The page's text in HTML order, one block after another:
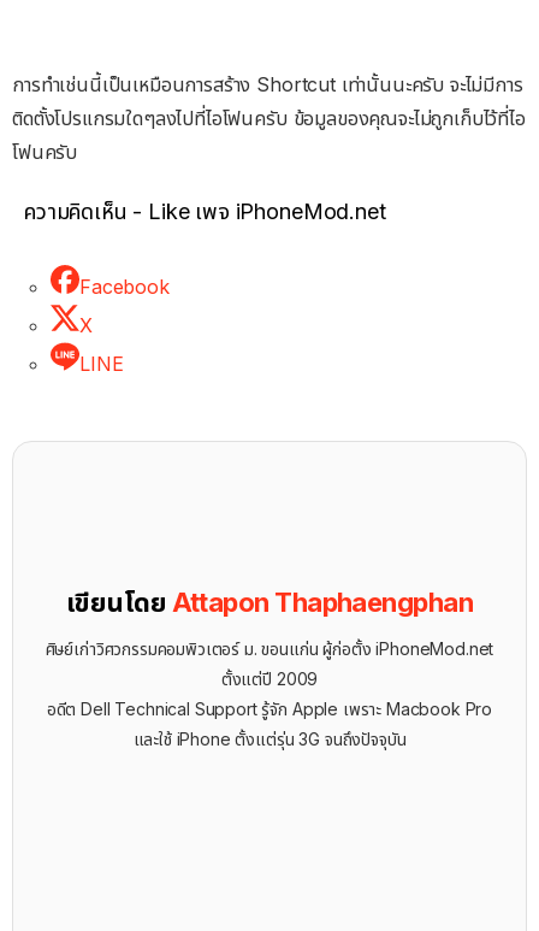
การทำเช่นนี้เป็นเหมือนการสร้าง Shortcut เท่านั้นนะครับ จะไม่มีการ
ติดตั้งโปรแกรมใดๆลงไปที่ไอโฟนครับ ข้อมูลของคุณจะไม่ถูกเก็บไว้ที่ไอ
โฟนครับ
ความคิดเห็น - Like เพจ iPhoneMod.net
Facebook
X
LINE
เขียนโดย Attapon Thaphaengphan
ศิษย์เก่าวิศวกรรมคอมพิวเตอร์ ม. ขอนแก่น ผู้ก่อตั้ง iPhoneMod.net
ตั้งแต่ปี 2009
อดีต Dell Technical Support รู้จัก ​Apple เพราะ Macbook Pro
และใช้ iPhone ตั้งแต่รุ่น 3G จนถึงปัจจุบัน